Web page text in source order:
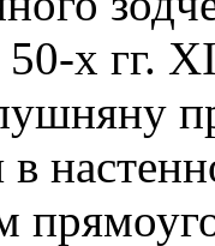
х гг.